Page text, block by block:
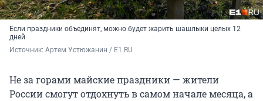
Если праздники объединят, можно будет жарить шашлыки целых 12
дней
Источник: Артем Устюжанин / E1.RU
Не за горами майские праздники — жители
России смогут отдохнуть в самом начале месяца, а